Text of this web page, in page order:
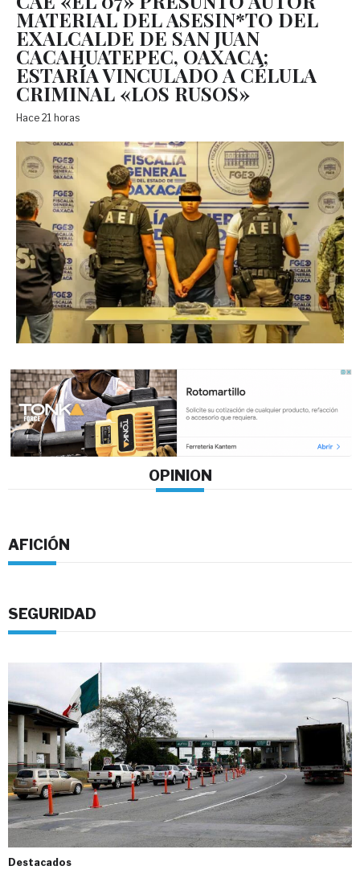
MATERIAL DEL ASESIN*TO DEL
EXALCALDE DE SAN JUAN
CACAHUATEPEC, OAXACA;
ESTARÍA VINCULADO A CÉLULA
CRIMINAL «LOS RUSOS»
Hace 21 horas
OPINION
AFICIÓN
SEGURIDAD
Destacados